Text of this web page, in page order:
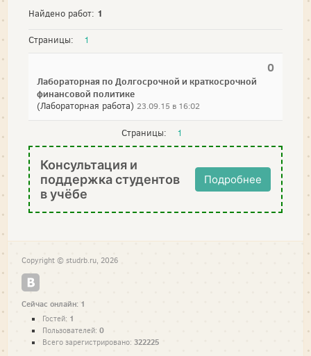
Найдено работ: 1
Страницы: 1
0
Лабораторная по Долгосрочной и краткосрочной
финансовой политике
(Лабораторная работа) 23.09.15 в 16:02
Страницы: 1
Консультация и
поддержка студентов
в учёбе
Подробнее
Copyright © studrb.ru, 2026
Сейчас онлайн: 1
Гостей: 1
Пользователей: 0
Всего зарегистрировано: 322225